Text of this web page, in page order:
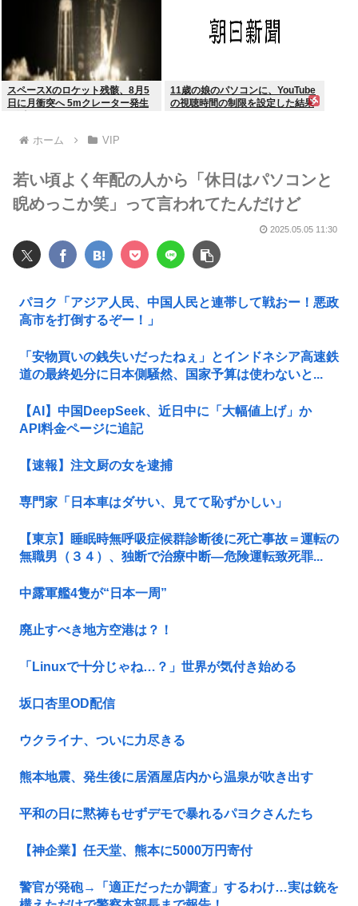
スペースXのロケット残骸、8月5
日に月衝突へ 5mクレーター発生
11歳の娘のパソコンに、YouTube
の視聴時間の制限を設定した結果
ホーム VIP
若い頃よく年配の人から「休日はパソコンと
睨めっこか笑」って言われてたんだけど
2025.05.05 11:30
パヨク「アジア人民、中国人民と連帯して戦おー！悪政
高市を打倒するぞー！」
「安物買いの銭失いだったねぇ」とインドネシア高速鉄
道の最終処分に日本側騒然、国家予算は使わないと...
【AI】中国DeepSeek、近日中に「大幅値上げ」か
API料金ページに追記
【速報】注文厨の女を逮捕
専門家「日本車はダサい、見てて恥ずかしい」
【東京】睡眠時無呼吸症候群診断後に死亡事故＝運転の
無職男（３４）、独断で治療中断―危険運転致死罪...
中露軍艦4隻が“日本一周”
廃止すべき地方空港は？！
「Linuxで十分じゃね…？」世界が気付き始める
坂口杏里OD配信
ウクライナ、ついに力尽きる
熊本地震、発生後に居酒屋店内から温泉が吹き出す
平和の日に黙祷もせずデモで暴れるパヨクさんたち
【神企業】任天堂、熊本に5000万円寄付
警官が発砲→「適正だったか調査」するわけ…実は銃を